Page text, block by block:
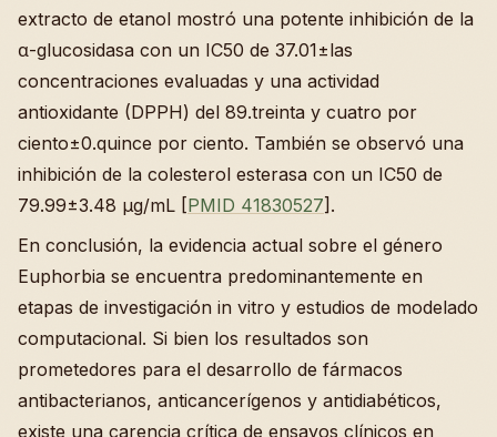
extracto de etanol mostró una potente inhibición de la
α-glucosidasa con un IC50 de 37.01±las
concentraciones evaluadas y una actividad
antioxidante (DPPH) del 89.treinta y cuatro por
ciento±0.quince por ciento. También se observó una
inhibición de la colesterol esterasa con un IC50 de
79.99±3.48 µg/mL [PMID 41830527].
En conclusión, la evidencia actual sobre el género
Euphorbia se encuentra predominantemente en
etapas de investigación in vitro y estudios de modelado
computacional. Si bien los resultados son
prometedores para el desarrollo de fármacos
antibacterianos, anticancerígenos y antidiabéticos,
existe una carencia crítica de ensayos clínicos en